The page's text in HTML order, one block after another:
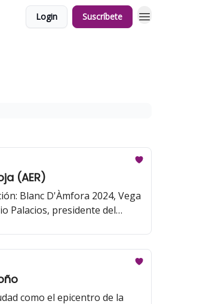
Login Suscríbete
(AER)
Blanc D'Àmfora 2024, Vega
Palacios, presidente del
como el epicentro de la